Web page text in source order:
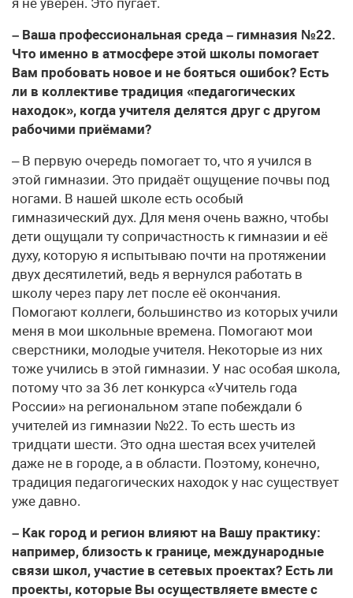
– Ваша профессиональная среда – гимназия №22.
Что именно в атмосфере этой школы помогает
Вам пробовать новое и не бояться ошибок? Есть
ли в коллективе традиция «педагогических
находок», когда учителя делятся друг с другом
рабочими приёмами?
– В первую очередь помогает то, что я учился в
этой гимназии. Это придаёт ощущение почвы под
ногами. В нашей школе есть особый
гимназический дух. Для меня очень важно, чтобы
дети ощущали ту сопричастность к гимназии и её
духу, которую я испытываю почти на протяжении
двух десятилетий, ведь я вернулся работать в
школу через пару лет после её окончания.
Помогают коллеги, большинство из которых учили
меня в мои школьные времена. Помогают мои
сверстники, молодые учителя. Некоторые из них
тоже учились в этой гимназии. У нас особая школа,
потому что за 36 лет конкурса «Учитель года
России» на региональном этапе побеждали 6
учителей из гимназии №22. То есть шесть из
тридцати шести. Это одна шестая всех учителей
даже не в городе, а в области. Поэтому, конечно,
традиция педагогических находок у нас существует
уже давно.
– Как город и регион влияют на Вашу практику:
например, близость к границе, международные
связи школ, участие в сетевых проектах? Есть ли
проекты, которые Вы осуществляете вместе с